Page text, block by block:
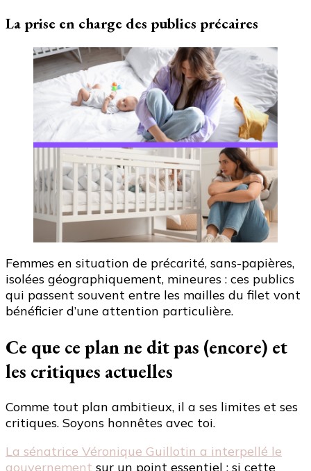
La prise en charge des publics précaires
Femmes en situation de précarité, sans-papières,
isolées géographiquement, mineures : ces publics
qui passent souvent entre les mailles du filet vont
bénéficier d’une attention particulière.
Ce que ce plan ne dit pas (encore) et
les critiques actuelles
Comme tout plan ambitieux, il a ses limites et ses
critiques. Soyons honnêtes avec toi.
La sénatrice Véronique Guillotin a interpellé le
gouvernement sur un point essentiel : si cette